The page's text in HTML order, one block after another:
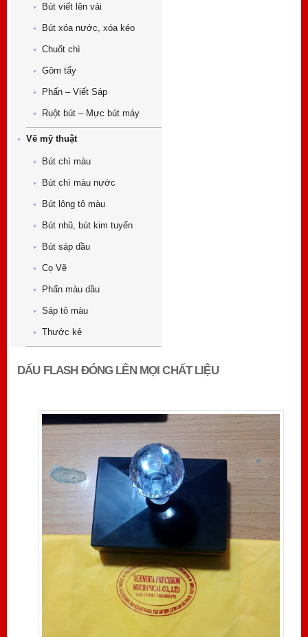
Bút viết lên vải
Bút xóa nước, xóa kéo
Chuốt chì
Gôm tẩy
Phấn – Viết Sáp
Ruột bút – Mực bút máy
Vẽ mỹ thuật
Bút chì màu
Bút chì màu nước
Bút lông tô màu
Bút nhũ, bút kim tuyến
Bút sáp dầu
Cọ Vẽ
Phấn màu dầu
Sáp tô màu
Thước kẻ
DẤU FLASH ĐÓNG LÊN MỌI CHẤT LIỆU